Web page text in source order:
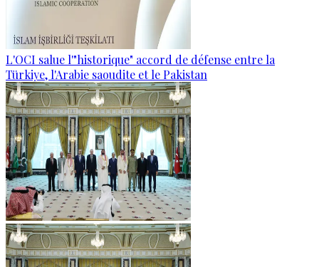
L'OCI salue l'"historique" accord de défense entre la
Türkiye, l'Arabie saoudite et le Pakistan